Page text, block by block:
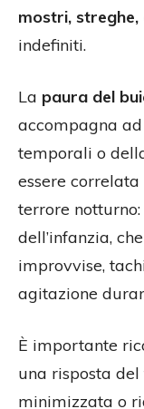
mostri,
indefiniti.
La paura del
accompagna
temporali o
essere
terrore
dell’infanzia,
improvvise,
agitazione
È importante
una risposta
minimizzata o